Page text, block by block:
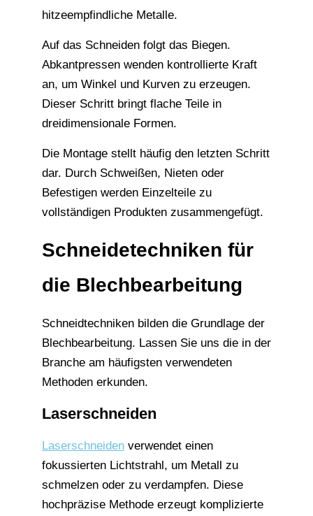
hitzeempfindliche Metalle.
Auf das Schneiden folgt das Biegen.
Abkantpressen wenden kontrollierte Kraft
an, um Winkel und Kurven zu erzeugen.
Dieser Schritt bringt flache Teile in
dreidimensionale Formen.
Die Montage stellt häufig den letzten Schritt
dar. Durch Schweißen, Nieten oder
Befestigen werden Einzelteile zu
vollständigen Produkten zusammengefügt.
Schneidetechniken für
die Blechbearbeitung
Schneidtechniken bilden die Grundlage der
Blechbearbeitung. Lassen Sie uns die in der
Branche am häufigsten verwendeten
Methoden erkunden.
Laserschneiden
Laserschneiden verwendet einen
fokussierten Lichtstrahl, um Metall zu
schmelzen oder zu verdampfen. Diese
hochpräzise Methode erzeugt komplizierte